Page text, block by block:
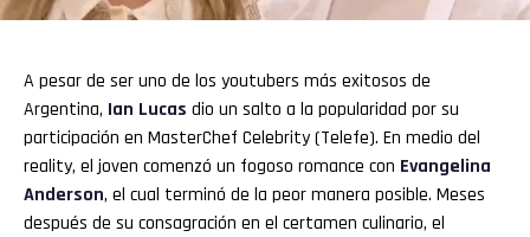
A pesar de ser uno de los youtubers más exitosos de
Argentina, Ian Lucas dio un salto a la popularidad por su
participación en MasterChef Celebrity (Telefe). En medio del
reality, el joven comenzó un fogoso romance con Evangelina
Anderson, el cual terminó de la peor manera posible. Meses
después de su consagración en el certamen culinario, el